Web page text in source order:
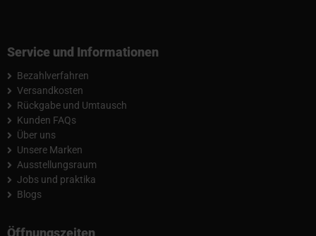
Service und Informationen
Bezahlverfahren
Versandkosten
Rückgabe und Umtausch
Kunden FAQs
Über uns
Unsere Marken
Ausstellungsraum
Jobs und praktika
Blogs
Öffnungszeiten